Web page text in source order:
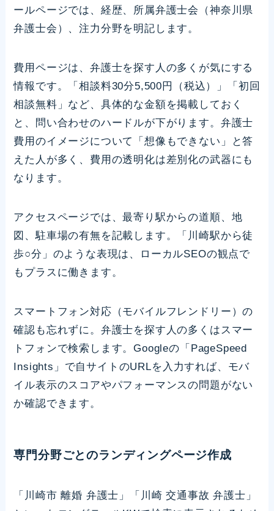
ールページでは、経歴、所属弁護士会（神奈川県
弁護士会）、注力分野を明記します。
費用ページは、弁護士を探す人の多くが気にする
情報です。「相談料30分5,500円（税込）」「初回
相談無料」など、具体的な金額を掲載しておく
と、問い合わせのハードルが下がります。弁護士
費用のイメージについて「想像もできない」と答
えた人が多く、費用の透明化は差別化の武器にも
なります。
アクセスページでは、最寄り駅からの道順、地
図、駐車場の有無を記載します。「川崎駅から徒
歩○分」のような表現は、ローカルSEOの観点で
もプラスに働きます。
スマートフォン対応（モバイルフレンドリー）の
確認も忘れずに。弁護士を探す人の多くはスマー
トフォンで検索します。Googleの「PageSpeed
Insights」で自サイトのURLを入力すれば、モバ
イル表示のスコアやパフォーマンスの問題がない
か確認できます。
専門分野ごとのランディングページ作成
「川崎市 離婚 弁護士」「川崎 交通事故 弁護士」